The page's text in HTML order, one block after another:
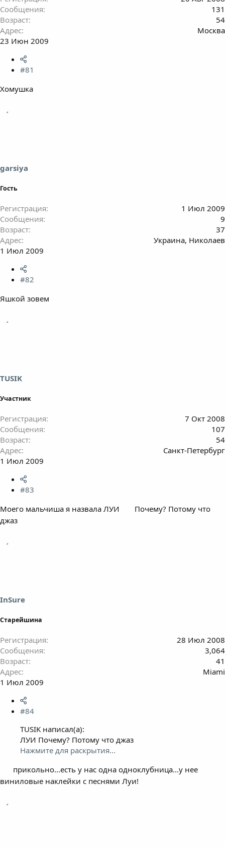
Сообщения
131
Возраст
54
Адрес
Москва
23 Июн 2009
#81
Хомушка
garsiya
Гость
Регистрация
1 Июл 2009
Сообщения
9
Возраст
37
Адрес
Украина, Николаев
1 Июл 2009
#82
Яшкой зовем
TUSIK
Участник
Регистрация
7 Окт 2008
Сообщения
107
Возраст
54
Адрес
Санкт-Петербург
1 Июл 2009
#83
Моего мальчиша я назвала ЛУИ
Почему? Потому что
джаз
InSure
Старейшина
Регистрация
28 Июл 2008
Сообщения
3,064
Возраст
41
Адрес
Miami
1 Июл 2009
#84
TUSIK написал(а):
ЛУИ Почему? Потому что джаз
Нажмите для раскрытия...
прикольно...есть у нас одна одноклубница...у нее
виниловые наклейки с песнями Луи!